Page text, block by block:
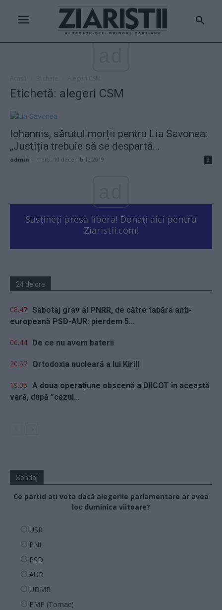
Etichetă: alegeri CSM
Iohannis, sărutul morții pentru Lia Savonea:
„Justiția trebuie să se despartă...
admin marți, 10 decembrie 2019 3
Susțineți presa liberă! Donați aici pentru
Ziaristii.com!
24 de ore
08.47 Sabotaj grav al PNRR, de către tabăra anti-
europeană PSD-AUR: pierdem 5...
06.44 De ce nu avem baterii
20.57 Ortodoxia nucleară a lui Kirill
19.06 A doua operațiune obscenă a DIICOT în această
vară, după ”cazul...
Sondaj
Ce partid ați vota dacă alegerile parlamentare ar avea
loc duminica viitoare?
USR
PNL
PSD
AUR
UDMR
PMP (Tomac)